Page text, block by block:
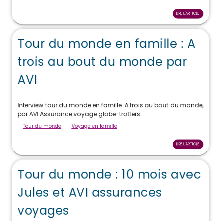
LIRE L'ARTICLE
Tour du monde en famille : A
trois au bout du monde par
AVI
Interview tour du monde en famille :A trois au bout du monde,
par AVI Assurance voyage globe-trotters.
Tour du monde Voyage en famille
LIRE L'ARTICLE
Tour du monde : 10 mois avec
Jules et AVI assurances
voyages